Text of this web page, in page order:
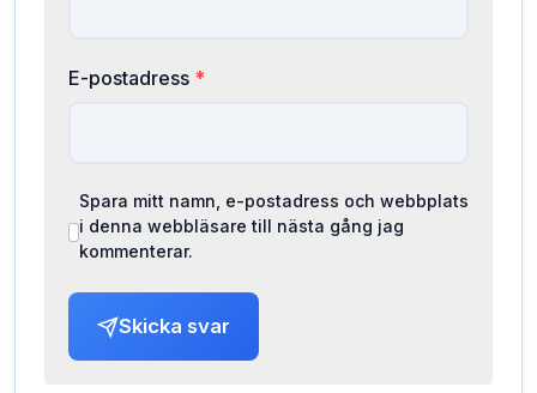
E-postadress *
Spara mitt namn, e-postadress och webbplats
i denna webbläsare till nästa gång jag
kommenterar.
Skicka svar